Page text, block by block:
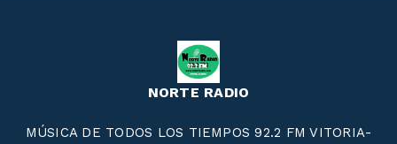
NORTE RADIO
MÚSICA DE TODOS LOS TIEMPOS 92.2 FM VITORIA-